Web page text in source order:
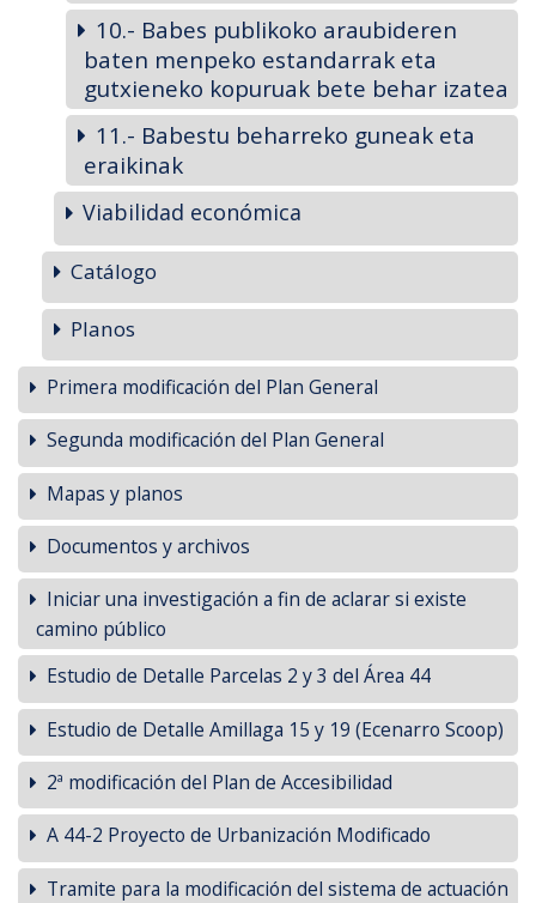
10.- Babes publikoko araubideren
baten menpeko estandarrak eta
gutxieneko kopuruak bete behar izatea
11.- Babestu beharreko guneak eta
eraikinak
Viabilidad económica
Catálogo
Planos
Primera modificación del Plan General
Segunda modificación del Plan General
Mapas y planos
Documentos y archivos
Iniciar una investigación a fin de aclarar si existe
camino público
Estudio de Detalle Parcelas 2 y 3 del Área 44
Estudio de Detalle Amillaga 15 y 19 (Ecenarro Scoop)
2ª modificación del Plan de Accesibilidad
A 44-2 Proyecto de Urbanización Modificado
Tramite para la modificación del sistema de actuación